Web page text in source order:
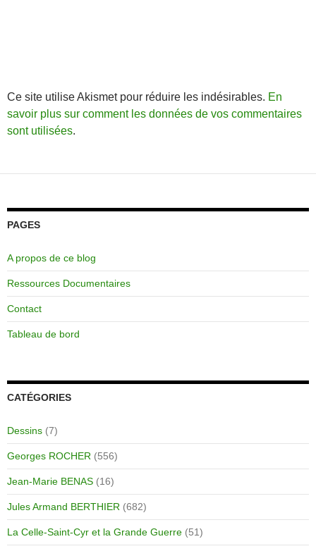
Ce site utilise Akismet pour réduire les indésirables. En
savoir plus sur comment les données de vos commentaires
sont utilisées.
PAGES
A propos de ce blog
Ressources Documentaires
Contact
Tableau de bord
CATÉGORIES
Dessins (7)
Georges ROCHER (556)
Jean-Marie BENAS (16)
Jules Armand BERTHIER (682)
La Celle-Saint-Cyr et la Grande Guerre (51)